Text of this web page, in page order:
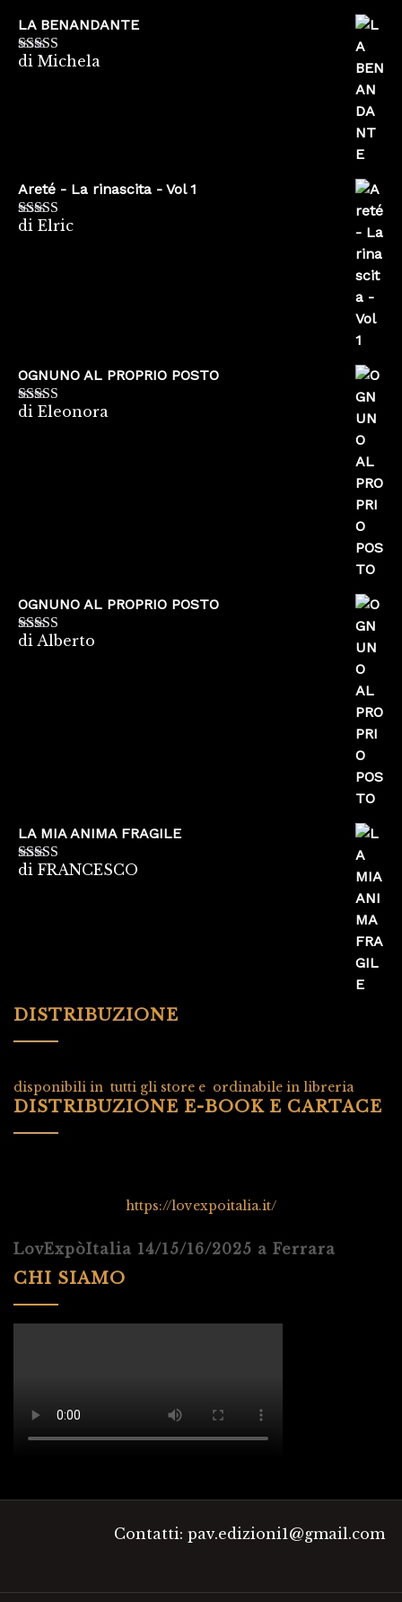
LA BENANDANTE
Valutato5su
di Michela
Areté - La rinascita - Vol 1
Valutato5
di Elric
OGNUNO AL PROPRIO POSTO
Valutato5su
di Eleonora
OGNUNO AL PROPRIO POSTO
Valutato5su
di Alberto
LA MIA ANIMA FRAGILE
Valutato5su
di FRANCESCO
DISTRIBUZIONE
disponibili in tutti gli store e ordinabile in libreria
DISTRIBUZIONE E-BOOK E CARTACE
https://lovexpoitalia.it/
LovExpòItalia 14/15/16/2025 a Ferrara
CHI SIAMO
Contatti: pav.edizioni1@gmail.com